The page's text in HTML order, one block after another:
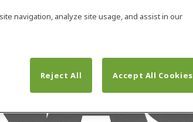
navigation, analyze site usage, and assist in our
Reject All
Accept All Cookies